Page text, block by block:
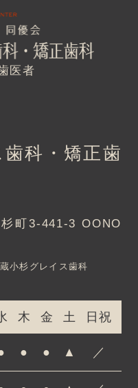
医者
科・矯正歯
町3-441-3 OONO
小杉グレイス歯科
木 金 土 日祝
● ● ▲ ／